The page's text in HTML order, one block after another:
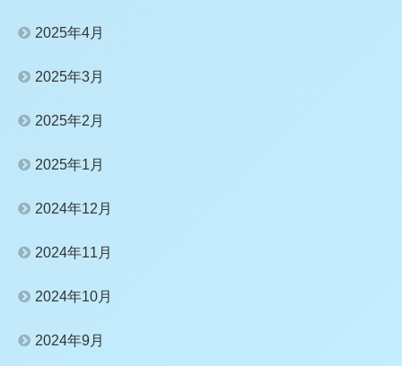
2025年4月
2025年3月
2025年2月
2025年1月
2024年12月
2024年11月
2024年10月
2024年9月